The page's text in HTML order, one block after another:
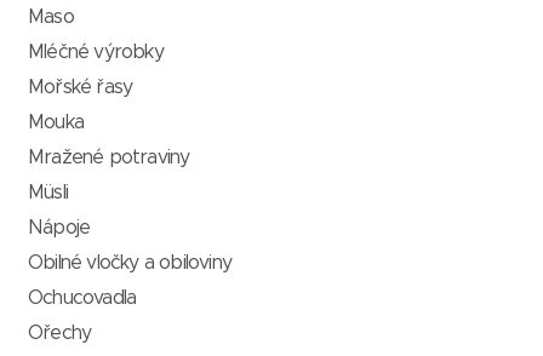
Maso
Mléčné výrobky
Mořské řasy
Mouka
Mražené potraviny
Müsli
Nápoje
Obilné vločky a obiloviny
Ochucovadla
Ořechy